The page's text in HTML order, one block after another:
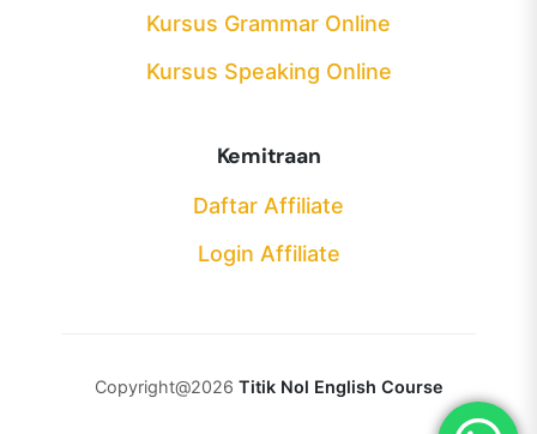
Kursus Grammar Online
Kursus Speaking Online
Kemitraan
Daftar Affiliate
Login Affiliate
Copyright@2026 Titik Nol English Course